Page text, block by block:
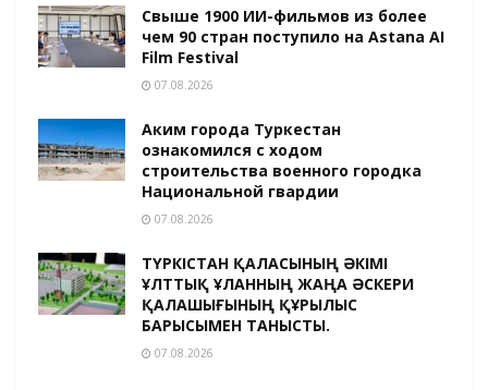
Свыше 1900 ИИ-фильмов из более
чем 90 стран поступило на Astana AI
Film Festival
07.08.2026
Аким города Туркестан
ознакомился с ходом
строительства военного городка
Национальной гвардии
07.08.2026
ТҮРКІСТАН ҚАЛАСЫНЫҢ ӘКІМІ
ҰЛТТЫҚ ҰЛАННЫҢ ЖАҢА ӘСКЕРИ
ҚАЛАШЫҒЫНЫҢ ҚҰРЫЛЫС
БАРЫСЫМЕН ТАНЫСТЫ.
07.08.2026